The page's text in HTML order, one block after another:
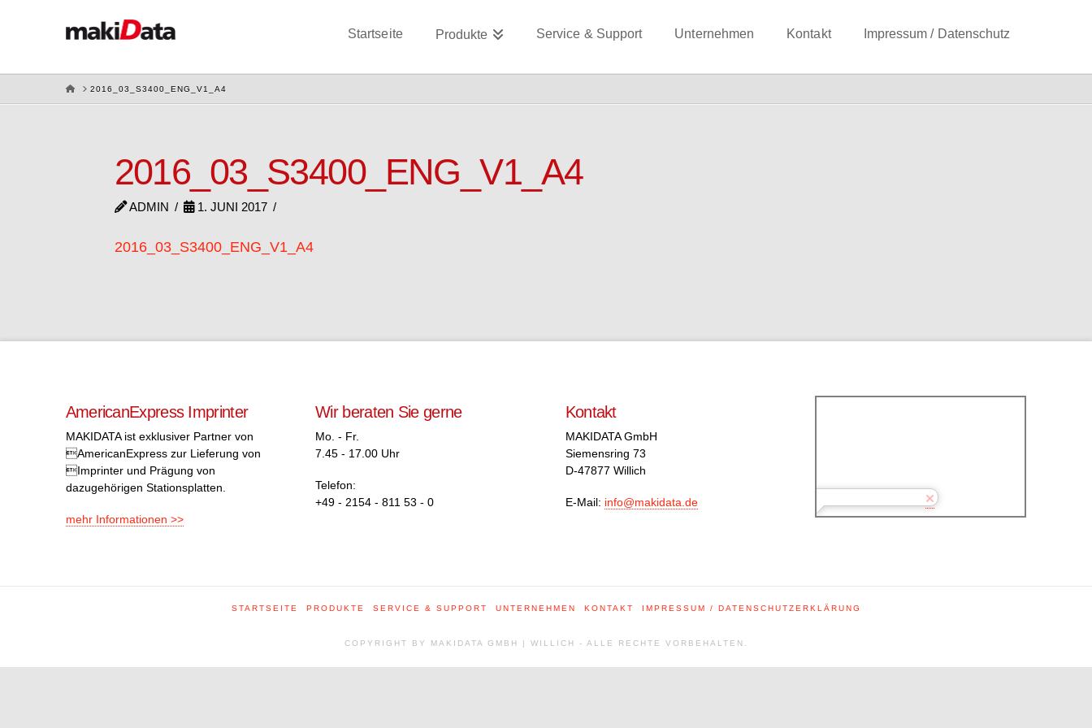
Startseite Produkte Service & Support Unternehmen Kontakt Impressum / Datenschutz
HOME2016_03_S3400_ENG_V1_A4
2016_03_S3400_ENG_V1_A4
ADMIN 1. JUNI 2017
2016_03_S3400_ENG_V1_A4
AmericanExpress Imprinter
MAKIDATA ist exklusiver Partner von
AmericanExpress zur Lieferung von
Imprinter und Prägung von
dazugehörigen Stationsplatten.
mehr Informationen >>
Wir beraten Sie gerne
Mo. - Fr.
7.45 - 17.00 Uhr
Telefon:
+49 - 2154 - 811 53 - 0
Kontakt
MAKIDATA GmbH
Siemensring 73
D-47877 Willich
E-Mail: info@makidata.de
STARTSEITE PRODUKTE SERVICE & SUPPORT UNTERNEHMEN KONTAKT IMPRESSUM / DATENSCHUTZERKLÄRUNG
COPYRIGHT BY MAKIDATA GMBH | WILLICH - ALLE RECHTE VORBEHALTEN.